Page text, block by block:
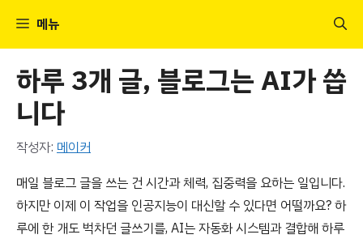
메뉴
하루 3개 글, 블로그는 AI가 씁
니다
작성자: 메이커
매일 블로그 글을 쓰는 건 시간과 체력, 집중력을 요하는 일입니다.
하지만 이제 이 작업을 인공지능이 대신할 수 있다면 어떨까요? 하
루에 한 개도 벅차던 글쓰기를, AI는 자동화 시스템과 결합해 하루